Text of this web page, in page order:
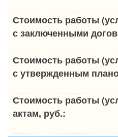
Стоимость работы
с заключенными
Стоимость работы
с утвержденным
Стоимость работы
актам, руб.: